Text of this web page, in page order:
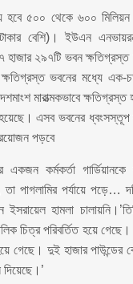
৫০০ থেকে ৬০০ মিলিয়ন
বেশি)। ইউএন
হাজার ২৯৭টি ভবন ক্ষতিগ্রস্ত
ভবনের মধ্যে এক-
মারাত্মকভাবে
হয়েছে। এসব ভবনের
পড়বে
একজন কর্মকর্তা
তা পাগলামির পর্যায়ে পড়ে…
ইসরায়েল হামলা
চিত্র পরিবর্তিত হয়ে
গেছে। দুই হাজার পাউন্ডের